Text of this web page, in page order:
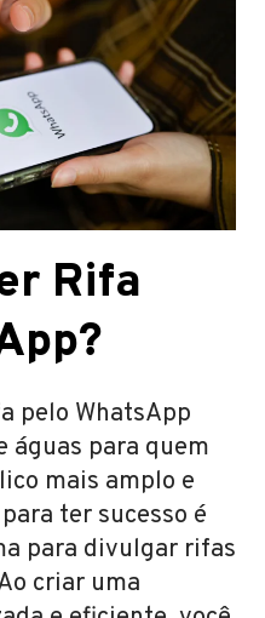
Rifa
pelo WhatsApp
águas para quem
mais amplo e
ter sucesso é
para divulgar rifas
criar uma